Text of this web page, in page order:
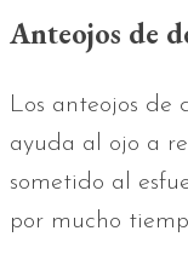
Anteojos de
Los anteojos de
ayuda al ojo a
sometido al
por mucho